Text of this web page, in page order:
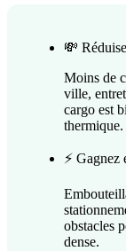
💸
Moins de
ville,
cargo est
thermique.
⚡
obstacles
dense.